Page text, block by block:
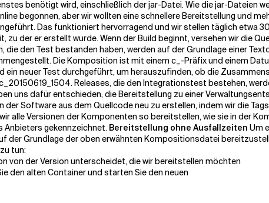
benötigt wird, einschließlich der jar-Datei. Wie die jar-Dateien
begonnen, aber wir wollten eine schnellere Bereitstellung und
Das funktioniert hervorragend und wir stellen täglich etwa
der er erstellt wurde. Wenn der Build beginnt, versehen wir die
die den Test bestanden haben, werden auf der Grundlage einer
Die Komposition ist mit einem c_-Präfix und einem
neuer Test durchgeführt, um herauszufinden, ob die
Releases, die den Integrationstest bestehen,
uns dafür entschieden, die Bereitstellung zu einer
Software aus dem Quellcode neu zu erstellen, indem wir die
alle Versionen der Komponenten so bereitstellen, wie sie in der
Anbieters gekennzeichnet. Bereitstellung ohne Ausfallzeiten Um
der Grundlage der oben erwähnten Kompositionsdatei
tun:
von der Version unterscheidet, die wir bereitstellen möchten
den alten Container und starten Sie den neuen